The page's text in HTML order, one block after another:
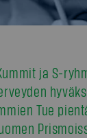
ja S-
Tue